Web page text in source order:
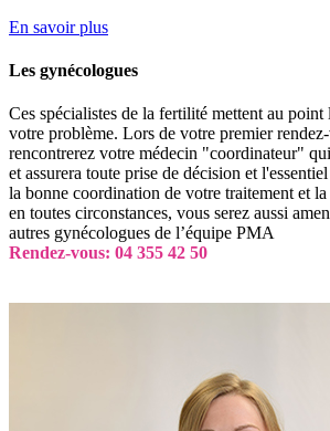
En savoir plus
Les gynécologues
Ces spécialistes de la fertilité mettent au point
votre problème. Lors de votre premier
rencontrerez votre médecin "coordinateur"
et assurera toute prise de décision et
la bonne coordination de votre traitement et
en toutes circonstances, vous serez aussi
autres gynécologues de l’équipe PMA
Rendez-vous: 04 355 42 50